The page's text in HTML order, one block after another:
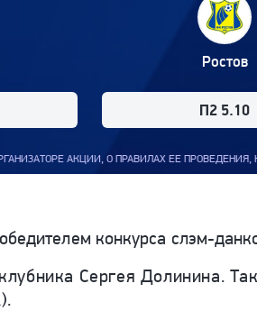
Ростов
П2 5.10
ЕЕ ПРОВЕДЕНИЯ,
конкурса слэм-
Сергея Долинина.